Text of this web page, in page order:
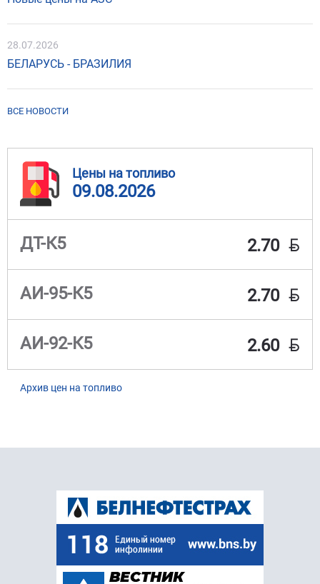
28.07.2026
БЕЛАРУСЬ - БРАЗИЛИЯ
ВСЕ НОВОСТИ
Цены на топливо
09.08.2026
ДТ-К5 2.70 BYN
АИ-95-К5 2.70 BYN
АИ-92-К5 2.60 BYN
Архив цен на топливо